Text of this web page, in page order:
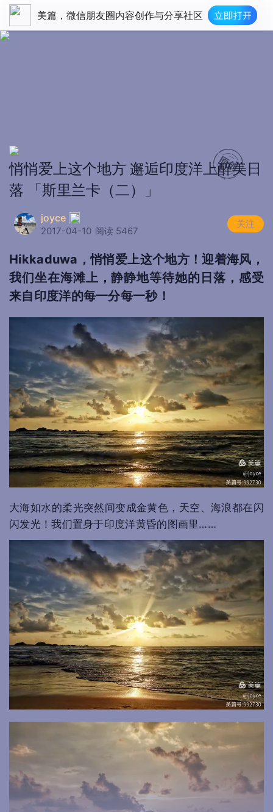
美篇，微信朋友圈内容创作与分享社区
悄悄爱上这个地方 邂逅印度洋上醉美日
落 「斯里兰卡（二）」
joyce
2017-04-10 阅读 5467
关注
Hikkaduwa，悄悄爱上这个地方！迎着海风，
我们坐在海滩上，静静地等待她的日落，感受
来自印度洋的每一分每一秒！
大海如水的柔光突然间变成金黄色，天空、海浪都在闪
闪发光！我们置身于印度洋黄昏的图画里……